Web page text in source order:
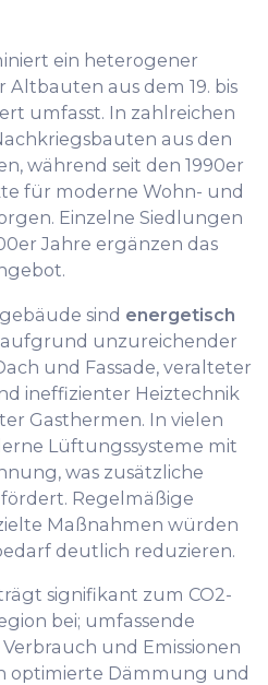
ein heterogener
Altbauten aus dem 19. bis
umfasst. In zahlreichen
aus den
während seit den 1990er
für moderne Wohn- und
Einzelne Siedlungen
Jahre ergänzen das
sind energetisch
aufgrund unzureichender
und Fassade, veralteter
ineffizienter Heiztechnik
Gasthermen. In vielen
Lüftungssysteme mit
was zusätzliche
Regelmäßige
Maßnahmen würden
deutlich reduzieren.
signifikant zum CO2-
bei; umfassende
und Emissionen
optimierte Dämmung und